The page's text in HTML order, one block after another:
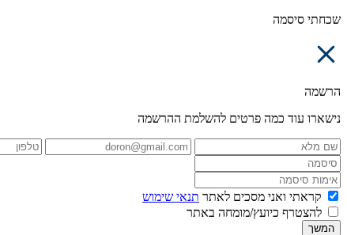
שכחתי סיסמה
הרשמה
נישארו עוד כמה פרטים להשלמת ההרשמה
קראתי ואני מסכים לאתר תנאי שימוש
להצטרף כיועץ/מומחה באתר
המשך